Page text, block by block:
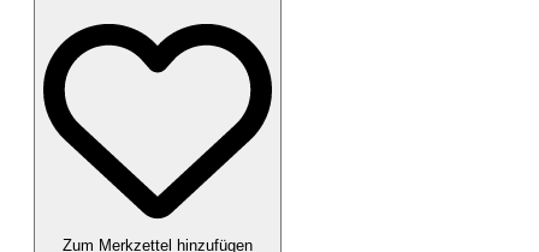
Zum Merkzettel hinzufügen